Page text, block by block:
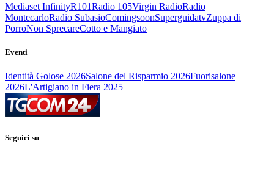
Mediaset InfinityR101Radio 105Virgin RadioRadio
MontecarloRadio SubasioComingsoonSuperguidatvZuppa di
PorroNon SprecareCotto e Mangiato
Eventi
Identità Golose 2026Salone del Risparmio 2026Fuorisalone
2026L'Artigiano in Fiera 2025
Seguici su